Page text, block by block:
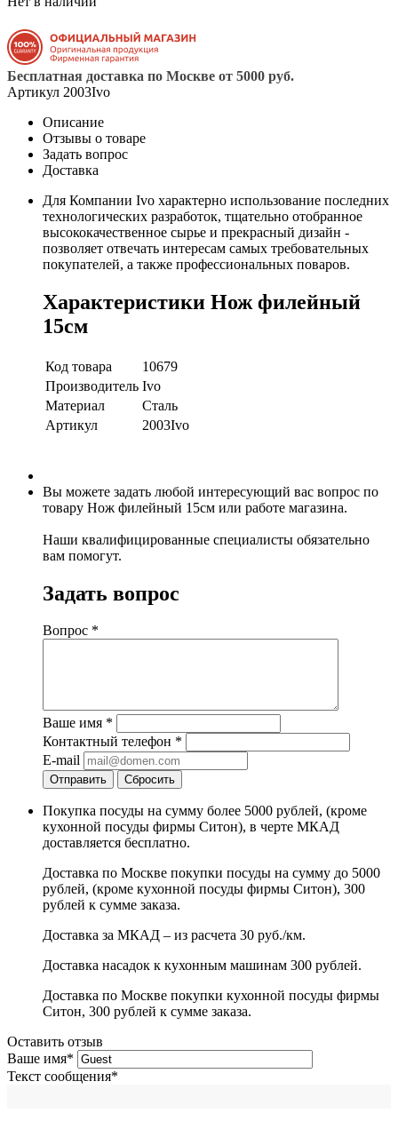
Бесплатная доставка по Москве от 5000 руб.
Артикул 2003Ivo
Описание
Отзывы о товаре
Задать вопрос
Доставка
Для Компании Ivo характерно использование последних
технологических разработок, тщательно отобранное
высококачественное сырье и прекрасный дизайн -
позволяет отвечать интересам самых требовательных
покупателей, а также профессиональных поваров.
Характеристики Нож филейный
15см
Код товара
10679
Производитель Ivo
Материал
Сталь
Артикул
2003Ivo
Вы можете задать любой интересующий вас вопрос по
товару Нож филейный 15см или работе магазина.
Наши квалифицированные специалисты обязательно
вам помогут.
Задать вопрос
Вопрос *
Ваше имя *
Контактный телефон *
E-mail
Отправить Сбросить
Покупка посуды на сумму более 5000 рублей, (кроме
кухонной посуды фирмы Ситон), в черте МКАД
доставляется бесплатно.
Доставка по Москве покупки посуды на сумму до 5000
рублей, (кроме кухонной посуды фирмы Ситон), 300
рублей к сумме заказа.
Доставка за МКАД – из расчета 30 руб./км.
Доставка насадок к кухонным машинам 300 рублей.
Доставка по Москве покупки кухонной посуды фирмы
Ситон, 300 рублей к сумме заказа.
Оставить отзыв
Ваше имя*
Текст сообщения*